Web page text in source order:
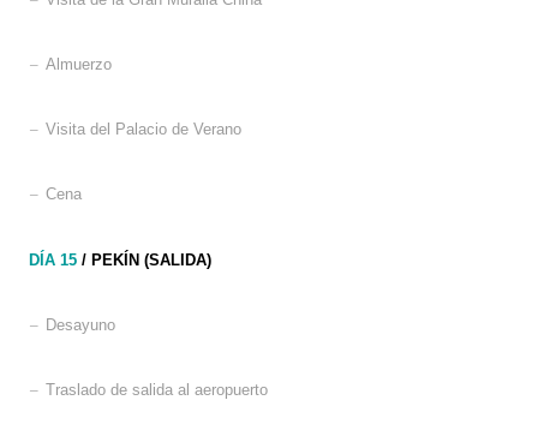
– Almuerzo
– Visita del Palacio de Verano
– Cena
DÍA 15/ PEKÍN (SALIDA)
– Desayuno
– Traslado de salida al aeropuerto